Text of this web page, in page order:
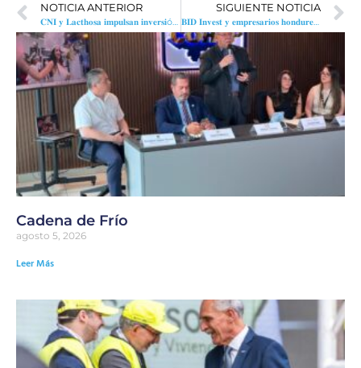
NOTICIA ANTERIOR
𝐂𝐍𝐈 𝐲 𝐋𝐚𝐜𝐭𝐡𝐨𝐬𝐚 𝐢𝐦𝐩𝐮𝐥𝐬𝐚𝐧 𝐢𝐧𝐯𝐞𝐫𝐬𝐢ó𝐧 𝐞𝐬𝐭𝐫𝐚𝐭é𝐠𝐢𝐜𝐚 𝐝𝐞 $𝟏𝟓𝟎 𝐦𝐢𝐥𝐥𝐨𝐧𝐞𝐬 𝐩𝐚𝐫𝐚 𝐦𝐨𝐝𝐞𝐫𝐧𝐢𝐳𝐚𝐫 𝐥𝐚 𝐢𝐧𝐝𝐮𝐬𝐭𝐫𝐢𝐚 𝐥á𝐜𝐭𝐞𝐚 𝐞𝐧 𝐇𝐨𝐧𝐝𝐮𝐫𝐚𝐬
SIGUIENTE NOTICIA
𝐁𝐈𝐃 𝐈𝐧𝐯𝐞𝐬𝐭 𝐲 𝐞𝐦𝐩𝐫𝐞𝐬𝐚𝐫𝐢𝐨𝐬 𝐡𝐨𝐧𝐝𝐮𝐫𝐞𝐧̃𝐨𝐬 𝐝𝐢𝐚𝐥𝐨𝐠𝐚𝐧 𝐬𝐨𝐛𝐫𝐞 𝐞𝐥 𝐟𝐮𝐭𝐮𝐫𝐨 𝐝𝐞 𝐩𝐫𝐨𝐲𝐞𝐜𝐭𝐨𝐬 𝐝𝐞 𝐢𝐧𝐯𝐞𝐫𝐬𝐢𝐨́𝐧 𝐞 𝐇𝐨𝐧𝐝𝐮𝐫𝐚𝐬
Cadena de Frío
agosto 5, 2026
Leer Más